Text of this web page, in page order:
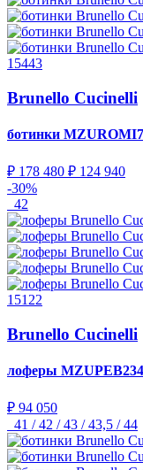
15443
Brunello Cucinelli
ботинки
₽ 178 480 ₽ 124 940
-30%
42
15122
Brunello Cucinelli
лоферы
₽ 94 050
41 / 42 / 43 / 43,5 / 44